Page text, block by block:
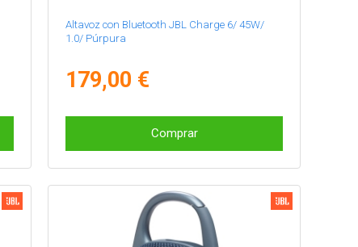
Altavoz con Bluetooth JBL Charge 6/ 45W/
1.0/ Púrpura
179,00 €
Comprar